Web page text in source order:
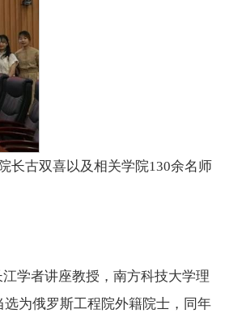
长古双喜以及相关学院130余名师
学者讲座教授，南方科技大学理
为俄罗斯工程院外籍院士，同年